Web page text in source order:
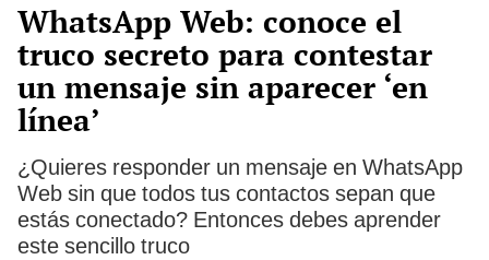
WhatsApp Web: conoce el
truco secreto para contestar
un mensaje sin aparecer ‘en
línea’
¿Quieres responder un mensaje en WhatsApp
Web sin que todos tus contactos sepan que
estás conectado? Entonces debes aprender
este sencillo truco